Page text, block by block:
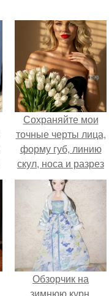
Сохраняйте мои
точные черты лица,
форму губ, линию
скул, носа и разрез
глаз.
Обзорчик на